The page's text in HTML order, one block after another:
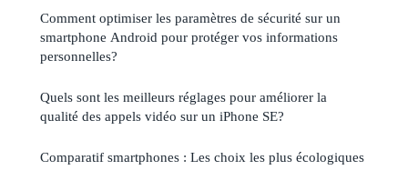
Comment optimiser les paramètres de sécurité sur un
smartphone Android pour protéger vos informations
personnelles?
Quels sont les meilleurs réglages pour améliorer la
qualité des appels vidéo sur un iPhone SE?
Comparatif smartphones : Les choix les plus écologiques